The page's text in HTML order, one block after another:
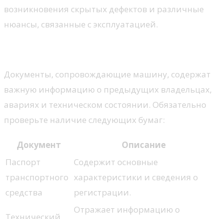
возникновения скрытых дефектов и различные
нюансы, связанные с эксплуатацией.
Документы, сопровождающие машину, содержат
важную информацию о предыдущих владельцах,
авариях и техническом состоянии. Обязательно
проверьте наличие следующих бумаг:
Документ
Описание
Паспорт
транспортного
средства
Содержит основные
характеристики и сведения о
регистрации.
Технический
Отражает информацию о